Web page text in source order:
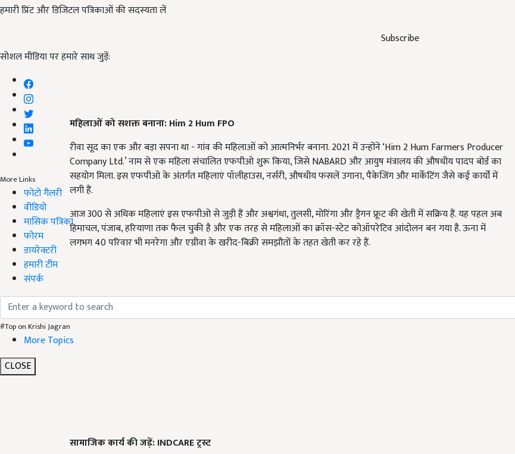
हमारी प्रिंट और डिजिटल पत्रिकाओं की सदस्यता लें
Subscribe
सोशल मीडिया पर हमारे साथ जुड़ें:
More Links
फोटो गैलरी
वीडियो
मासिक पत्रिका
फोरम
डायरेक्टरी
हमारी टीम
संपर्क
#Top on Krishi Jagran
More Topics
CLOSE
महिलाओं को सशक्त बनाना: Him 2 Hum FPO
रीवा सूद का एक और बड़ा सपना था - गांव की महिलाओं को आत्मनिर्भर बनाना. 2021 में उन्होंने ‘Him 2 Hum Farmers Producer
Company Ltd.’ नाम से एक महिला संचालित एफपीओ शुरू किया, जिसे NABARD और आयुष मंत्रालय की औषधीय पादप बोर्ड का
सहयोग मिला. इस एफपीओ के अंतर्गत महिलाएं पॉलीहाउस, नर्सरी, औषधीय फसलें उगाना, पैकेजिंग और मार्केटिंग जैसे कई कार्यों में
लगी हैं.
आज 300 से अधिक महिलाएं इस एफपीओ से जुड़ी हैं और अश्वगंधा, तुलसी, मोरिंगा और ड्रैगन फ्रूट की खेती में सक्रिय हैं. यह पहल अब
हिमाचल, पंजाब, हरियाणा तक फैल चुकी है और एक तरह से महिलाओं का क्रॉस-स्टेट कोऑपरेटिव आंदोलन बन गया है. ऊना में
लगभग 40 परिवार भी मनरेगा और एग्रीवा के खरीद-बिक्री समझौतों के तहत खेती कर रहे हैं.
सामाजिक कार्य की जड़ें: INDCAREट्रस्ट